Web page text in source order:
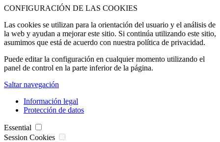
CONFIGURACIÓN DE LAS COOKIES
Las cookies se utilizan para la orientación del usuario y el análisis de
la web y ayudan a mejorar este sitio. Si continúa utilizando este sitio,
asumimos que está de acuerdo con nuestra política de privacidad.
Puede editar la configuración en cualquier momento utilizando el
panel de control en la parte inferior de la página.
Saltar navegación
Información legal
Protección de datos
Essential
Session Cookies